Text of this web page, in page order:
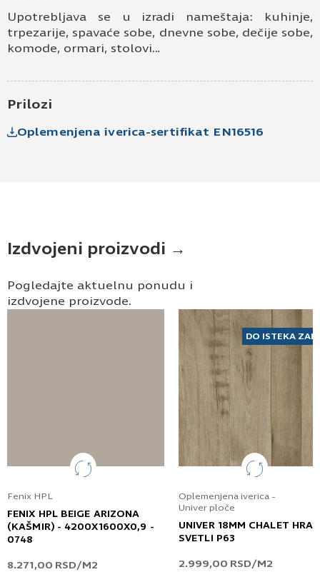
privatnosti
*
Prijavljujem se za vesti i obaveštenja putem
Upotrebljava se u izradi nameštaja: kuhinje,
trpezarije, spavaće sobe, dnevne sobe, dečije sobe,
komode, ormari, stolovi…
Prilozi
Oplemenjena iverica-sertifikat EN16516
Izdvojeni proizvodi →
Pogledajte aktuelnu ponudu i
izdvojene proizvode.
Fenix HPL
FENIX HPL BEIGE ARIZONA
(KAŠMIR) - 4200X1600X0,9 -
0748
8.271,00 RSD/M2
DO ISTEKA
Oplemenjena iverica -
Univer ploče
UNIVER 18MM CHALET
SVETLI P63
2.999,00 RSD/M2